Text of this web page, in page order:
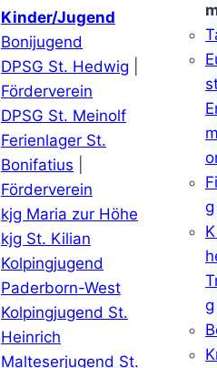
Kinder/Jugend
Bonijugend
DPSG St. Hedwig
Förderverein
DPSG St. Meinolf
Ferienlager St.
Bonifatius
Förderverein
kjg Maria zur Höhe
kjg St. Kilian
Kolpingjugend
Paderborn-West
Kolpingjugend St.
Heinrich
Malteserjugend St.
g
g